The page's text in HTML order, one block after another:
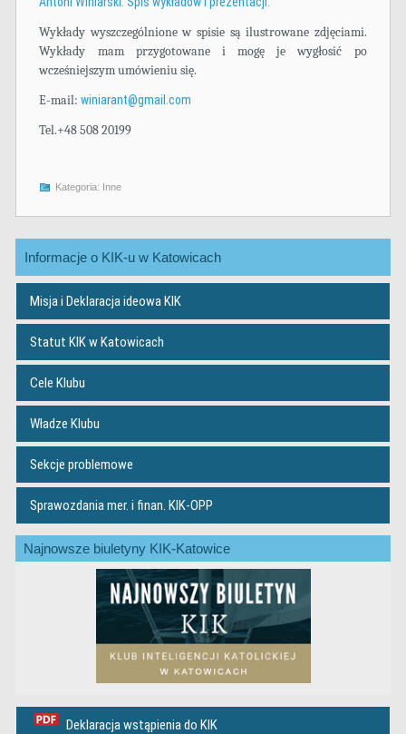
Wykłady wyszczególnione w spisie są ilustrowane zdjęciami.
Wykłady mam przygotowane i mogę je wygłosić po
wcześniejszym umówieniu się.
E-mail:winiarant@gmail.com
Tel.+48 508 20199
Kategoria: Inne
Informacje o KIK-u w Katowicach
Misja i Deklaracja ideowa KIK
Statut KIK w Katowicach
Cele Klubu
Władze Klubu
Sekcje problemowe
Sprawozdania mer. i finan. KIK-OPP
Najnowsze biuletyny KIK-Katowice
Deklaracja wstąpienia do KIK